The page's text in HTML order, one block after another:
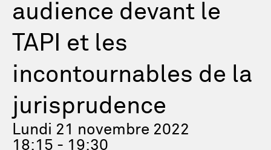
audience devant le
TAPI et les
incontournables de la
jurisprudence
Lundi 21 novembre 2022
18:15 - 19:30